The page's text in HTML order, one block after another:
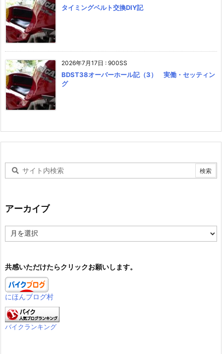
タイミングベルト交換DIY記
2026年7月17日 : 900SS
BDST38オーバーホール記（3） 実働・セッティン
グ
アーカイブ
ー
ブ
共感いただけたらクリックお願いします。
にほんブログ村
バイクランキング